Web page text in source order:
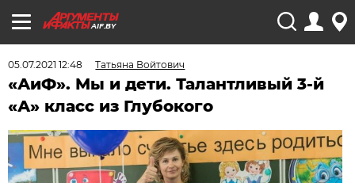
AIF.BY
05.07.2021 12:48 Татьяна Войтович
«АиФ». Мы и дети. Талантливый 3-й
«А» класс из Глубокого